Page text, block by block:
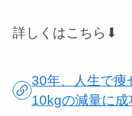
詳しくはこちら⬇︎
30年、人生で痩
10kgの減量に成